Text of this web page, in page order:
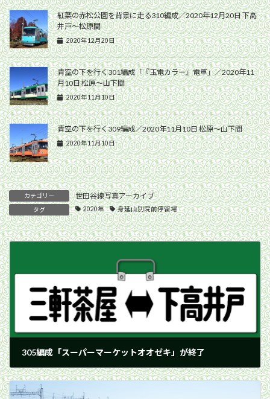
紅葉の赤松公園を背景に走る310編成／2020年12月20日 下高
井戸〜松原間
2020年12月20日
青空の下を行く301編成「『玉電カラー』電車」／2020年11
月10日 松原〜山下間
2020年11月10日
青空の下を行く309編成／2020年11月10日 松原〜山下間
2020年11月10日
カテゴリー 世田谷線写真アーカイブ
タグ 2020年 身延山別院前停留場
305編成「スーパーマーケットオオゼキ」が終了
2020年4月4日